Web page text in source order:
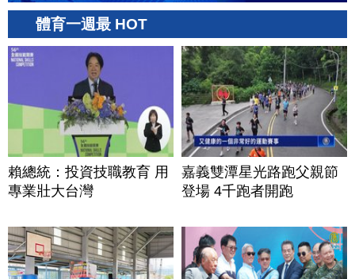
體育一週最 HOT
賴總統：投資技職教育 用
專業壯大台灣
嘉義雙潭星光路跑父親節
登場 4千跑者開跑